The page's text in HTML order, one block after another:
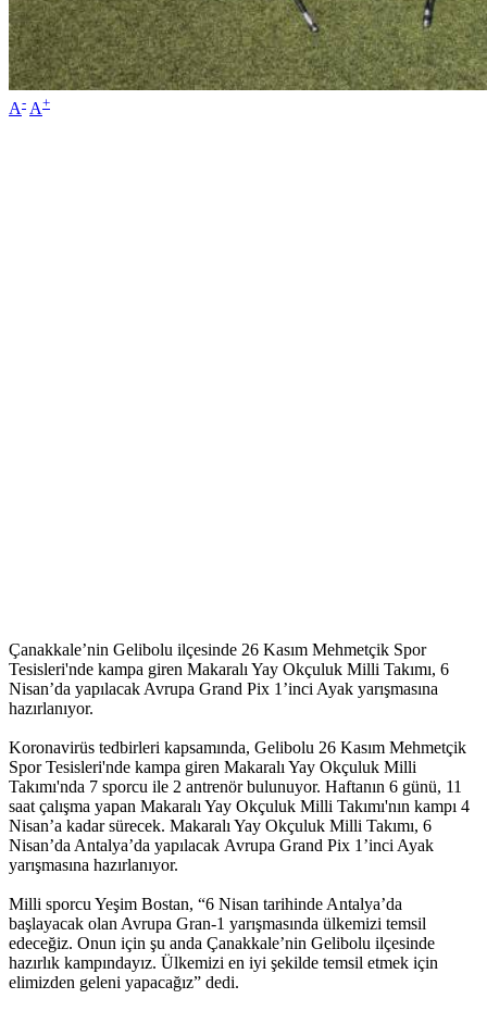
A- A+
Çanakkale’nin Gelibolu ilçesinde 26 Kasım Mehmetçik Spor
Tesisleri'nde kampa giren Makaralı Yay Okçuluk Milli Takımı, 6
Nisan’da yapılacak Avrupa Grand Pix 1’inci Ayak yarışmasına
hazırlanıyor.
Koronavirüs tedbirleri kapsamında, Gelibolu 26 Kasım Mehmetçik
Spor Tesisleri'nde kampa giren Makaralı Yay Okçuluk Milli
Takımı'nda 7 sporcu ile 2 antrenör bulunuyor. Haftanın 6 günü, 11
saat çalışma yapan Makaralı Yay Okçuluk Milli Takımı'nın kampı 4
Nisan’a kadar sürecek. Makaralı Yay Okçuluk Milli Takımı, 6
Nisan’da Antalya’da yapılacak Avrupa Grand Pix 1’inci Ayak
yarışmasına hazırlanıyor.
Milli sporcu Yeşim Bostan, “6 Nisan tarihinde Antalya’da
başlayacak olan Avrupa Gran-1 yarışmasında ülkemizi temsil
edeceğiz. Onun için şu anda Çanakkale’nin Gelibolu ilçesinde
hazırlık kampındayız. Ülkemizi en iyi şekilde temsil etmek için
elimizden geleni yapacağız” dedi.